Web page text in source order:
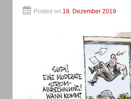
Posted on 18. Dezember 2019